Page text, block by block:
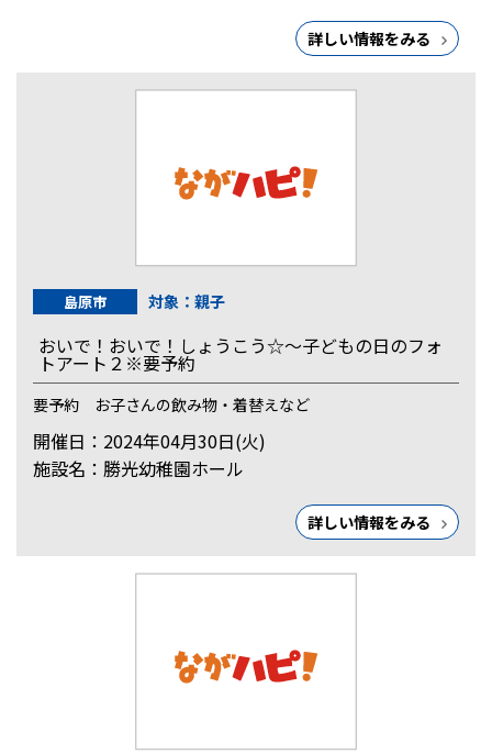
詳しい情報をみる
島原市 対象：親子
おいで！おいで！しょうこう☆～子どもの日のフォ
トアート２※要予約
要予約 お子さんの飲み物・着替えなど
開催日：2024年04月30日(火)
施設名：勝光幼稚園ホール
詳しい情報をみる